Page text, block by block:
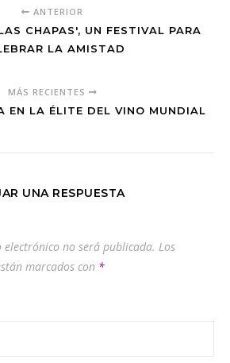
ANTERIOR
CHAPAS', UN FESTIVAL PARA
LA AMISTAD
MÁS RECIENTES
EN LA ÉLITE DEL VINO MUNDIAL
UNA RESPUESTA
electrónico no será publicada. Los
marcados con *